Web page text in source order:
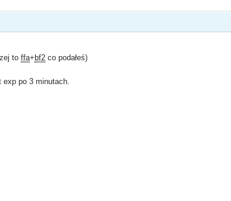
toffa+bf2 co podałeś)
po 3 minutach.